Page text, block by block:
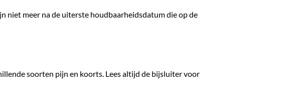
niet meer na de uiterste houdbaarheidsdatum die op de
soorten pijn en koorts. Lees altijd de bijsluiter voor